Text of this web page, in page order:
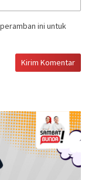
ini untuk